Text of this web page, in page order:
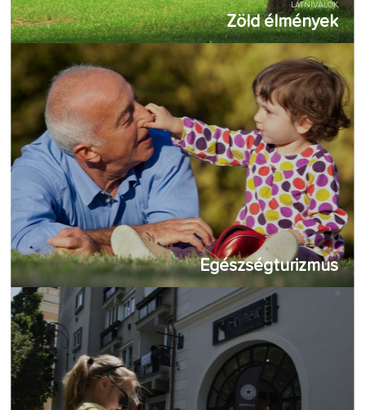
LÁTNIVALÓK
Zöld élmények
Egészségturizmus